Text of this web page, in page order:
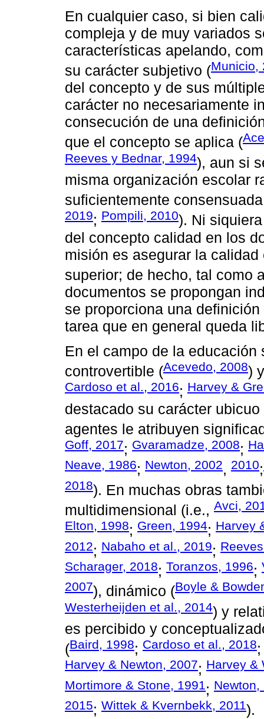
En cualquier caso, si bien
compleja y de muy variados
características apelando,
su carácter subjetivo (Municio,
del concepto y de sus
carácter no necesariamente
consecución de una
que el concepto se aplica (
Reeves y Bednar, 1994), aun si
misma organización escolar
suficientemente
2019; Pompili, 2010). Ni
del concepto calidad en los
misión es asegurar la
superior; de hecho, tal como
documentos se propongan
se proporciona una
tarea que en general queda
En el campo de la
controvertible (Acevedo, 2008)
Cardoso et al., 2016; Harvey &
destacado su carácter
agentes le atribuyen
Goff, 2017; Gvaramadze, 2008;
Neave, 1986; Newton, 2002, 2010;
2018). En muchas obras
multidimensional (i.e., Avci,
Elton, 1998; Green, 1994; Harvey
2012; Nabaho et al., 2019;
Scharager, 2018; Toranzos, 1996;
2007), dinámico (Boyle &
Westerheijden et al., 2014) y
es percibido y
(Baird, 1998; Cardoso et al., 2018
Harvey & Newton, 2007; Harvey &
Mortimore & Stone, 1991; Newton,
2015; Wittek & Kvernbekk, 2011).